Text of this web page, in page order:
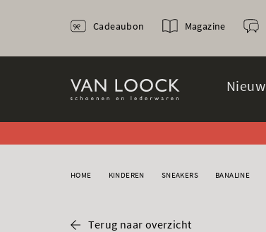
Nieuw
Cadeaubon Magazine
HOME KINDEREN SNEAKERS BANALINE
Terug naar overzicht